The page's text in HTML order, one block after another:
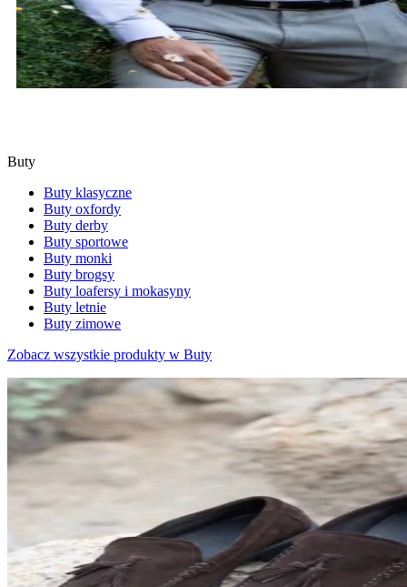
Buty
Buty klasyczne
Buty oxfordy
Buty derby
Buty sportowe
Buty monki
Buty brogsy
Buty loafersy i mokasyny
Buty letnie
Buty zimowe
Zobacz wszystkie produkty w Buty